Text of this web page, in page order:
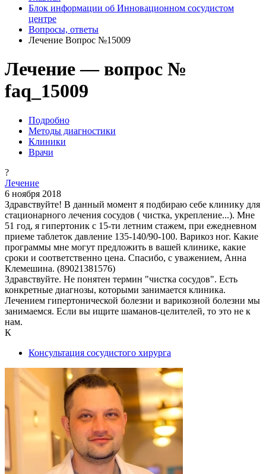
Блок информации об Инновационном сосудистом
центре
Вопросы, ответы
Лечение Вопрос №15009
Лечение — вопрос №
faq_15009
Подробно
Методы диагностики
Клиники
Врачи
?
Лечение
6 ноября 2018
Здравствуйте! В данный момент я подбираю себе клинику для
стационарного лечения сосудов ( чистка, укрепление...). Мне
51 год, я гипертоник с 15-ти летним стажем, при ежедневном
приеме таблеток давление 135-140/90-100. Варикоз ног. Какие
программы мне могут предложить в вашей клинике, какие
сроки и соответственно цена. Спасибо, с уважением, Анна
Клемешина. (89021381576)
Здравствуйте. Не понятен термин "чистка сосудов". Есть
конкретные диагнозы, которыми занимается клиника.
Лечением гипертонической болезни и варикозной болезни мы
занимаемся. Если вы ищите шаманов-целителей, то это не к
нам.
К
Консультация сосудистого хирурга